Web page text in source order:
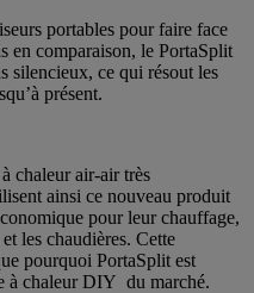
portables pour faire face
en comparaison, le PortaSplit
silencieux, ce qui résout les
présent.
chaleur air-air très
ainsi ce nouveau produit
pour leur chauffage,
les chaudières. Cette
pourquoi PortaSplit est
à chaleur DIY du marché.